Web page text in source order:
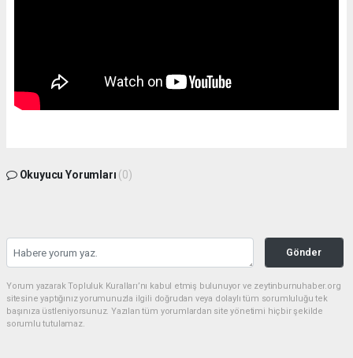
Okuyucu Yorumları (0)
Gönder
Yorum yazarak Topluluk Kuralları’nı kabul etmiş bulunuyor ve zeytinburnuhaber.org
sitesine yaptığınız yorumunuzla ilgili doğrudan veya dolaylı tüm sorumluluğu tek
başınıza üstleniyorsunuz. Yazılan tüm yorumlardan site yönetimi hiçbir şekilde
sorumlu tutulamaz.